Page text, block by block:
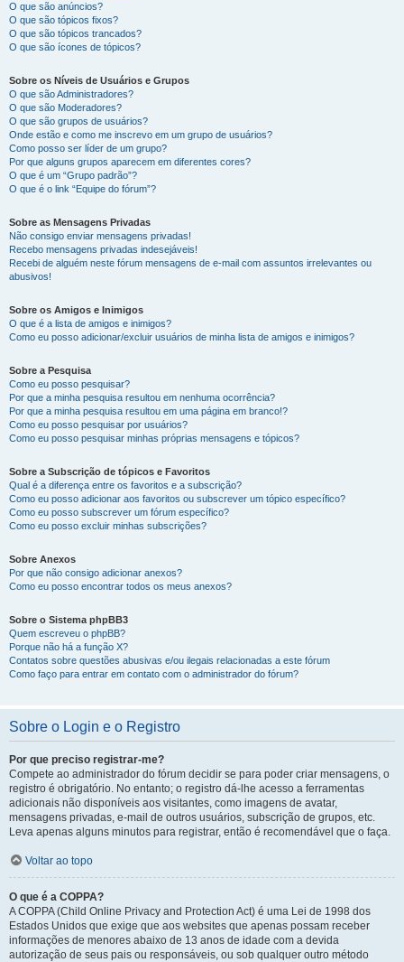
O que são anúncios?
O que são tópicos fixos?
O que são tópicos trancados?
O que são ícones de tópicos?
Sobre os Níveis de Usuários e Grupos
O que são Administradores?
O que são Moderadores?
O que são grupos de usuários?
Onde estão e como me inscrevo em um grupo de usuários?
Como posso ser líder de um grupo?
Por que alguns grupos aparecem em diferentes cores?
O que é um “Grupo padrão”?
O que é o link “Equipe do fórum”?
Sobre as Mensagens Privadas
Não consigo enviar mensagens privadas!
Recebo mensagens privadas indesejáveis!
Recebi de alguém neste fórum mensagens de e-mail com assuntos irrelevantes ou
abusivos!
Sobre os Amigos e Inimigos
O que é a lista de amigos e inimigos?
Como eu posso adicionar/excluir usuários de minha lista de amigos e inimigos?
Sobre a Pesquisa
Como eu posso pesquisar?
Por que a minha pesquisa resultou em nenhuma ocorrência?
Por que a minha pesquisa resultou em uma página em branco!?
Como eu posso pesquisar por usuários?
Como eu posso pesquisar minhas próprias mensagens e tópicos?
Sobre a Subscrição de tópicos e Favoritos
Qual é a diferença entre os favoritos e a subscrição?
Como eu posso adicionar aos favoritos ou subscrever um tópico específico?
Como eu posso subscrever um fórum específico?
Como eu posso excluir minhas subscrições?
Sobre Anexos
Por que não consigo adicionar anexos?
Como eu posso encontrar todos os meus anexos?
Sobre o Sistema phpBB3
Quem escreveu o phpBB?
Porque não há a função X?
Contatos sobre questões abusivas e/ou ilegais relacionadas a este fórum
Como faço para entrar em contato com o administrador do fórum?
Sobre o Login e o Registro
Por que preciso registrar-me?
Compete ao administrador do fórum decidir se para poder criar mensagens, o
registro é obrigatório. No entanto; o registro dá-lhe acesso a ferramentas
adicionais não disponíveis aos visitantes, como imagens de avatar,
mensagens privadas, e-mail de outros usuários, subscrição de grupos, etc.
Leva apenas alguns minutos para registrar, então é recomendável que o faça.
Voltar ao topo
O que é a COPPA?
A COPPA (Child Online Privacy and Protection Act) é uma Lei de 1998 dos
Estados Unidos que exige que aos websites que apenas possam receber
informações de menores abaixo de 13 anos de idade com a devida
autorização de seus pais ou responsáveis, ou sob qualquer outro método